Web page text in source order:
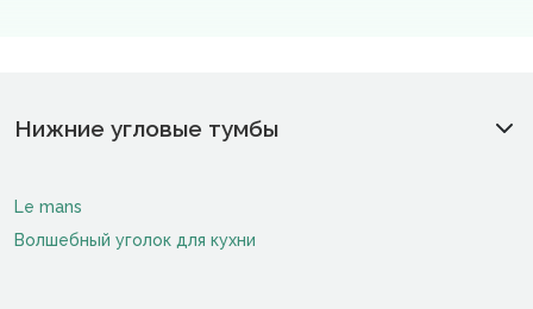
Нижние угловые тумбы
Le mans
Волшебный уголок для кухни